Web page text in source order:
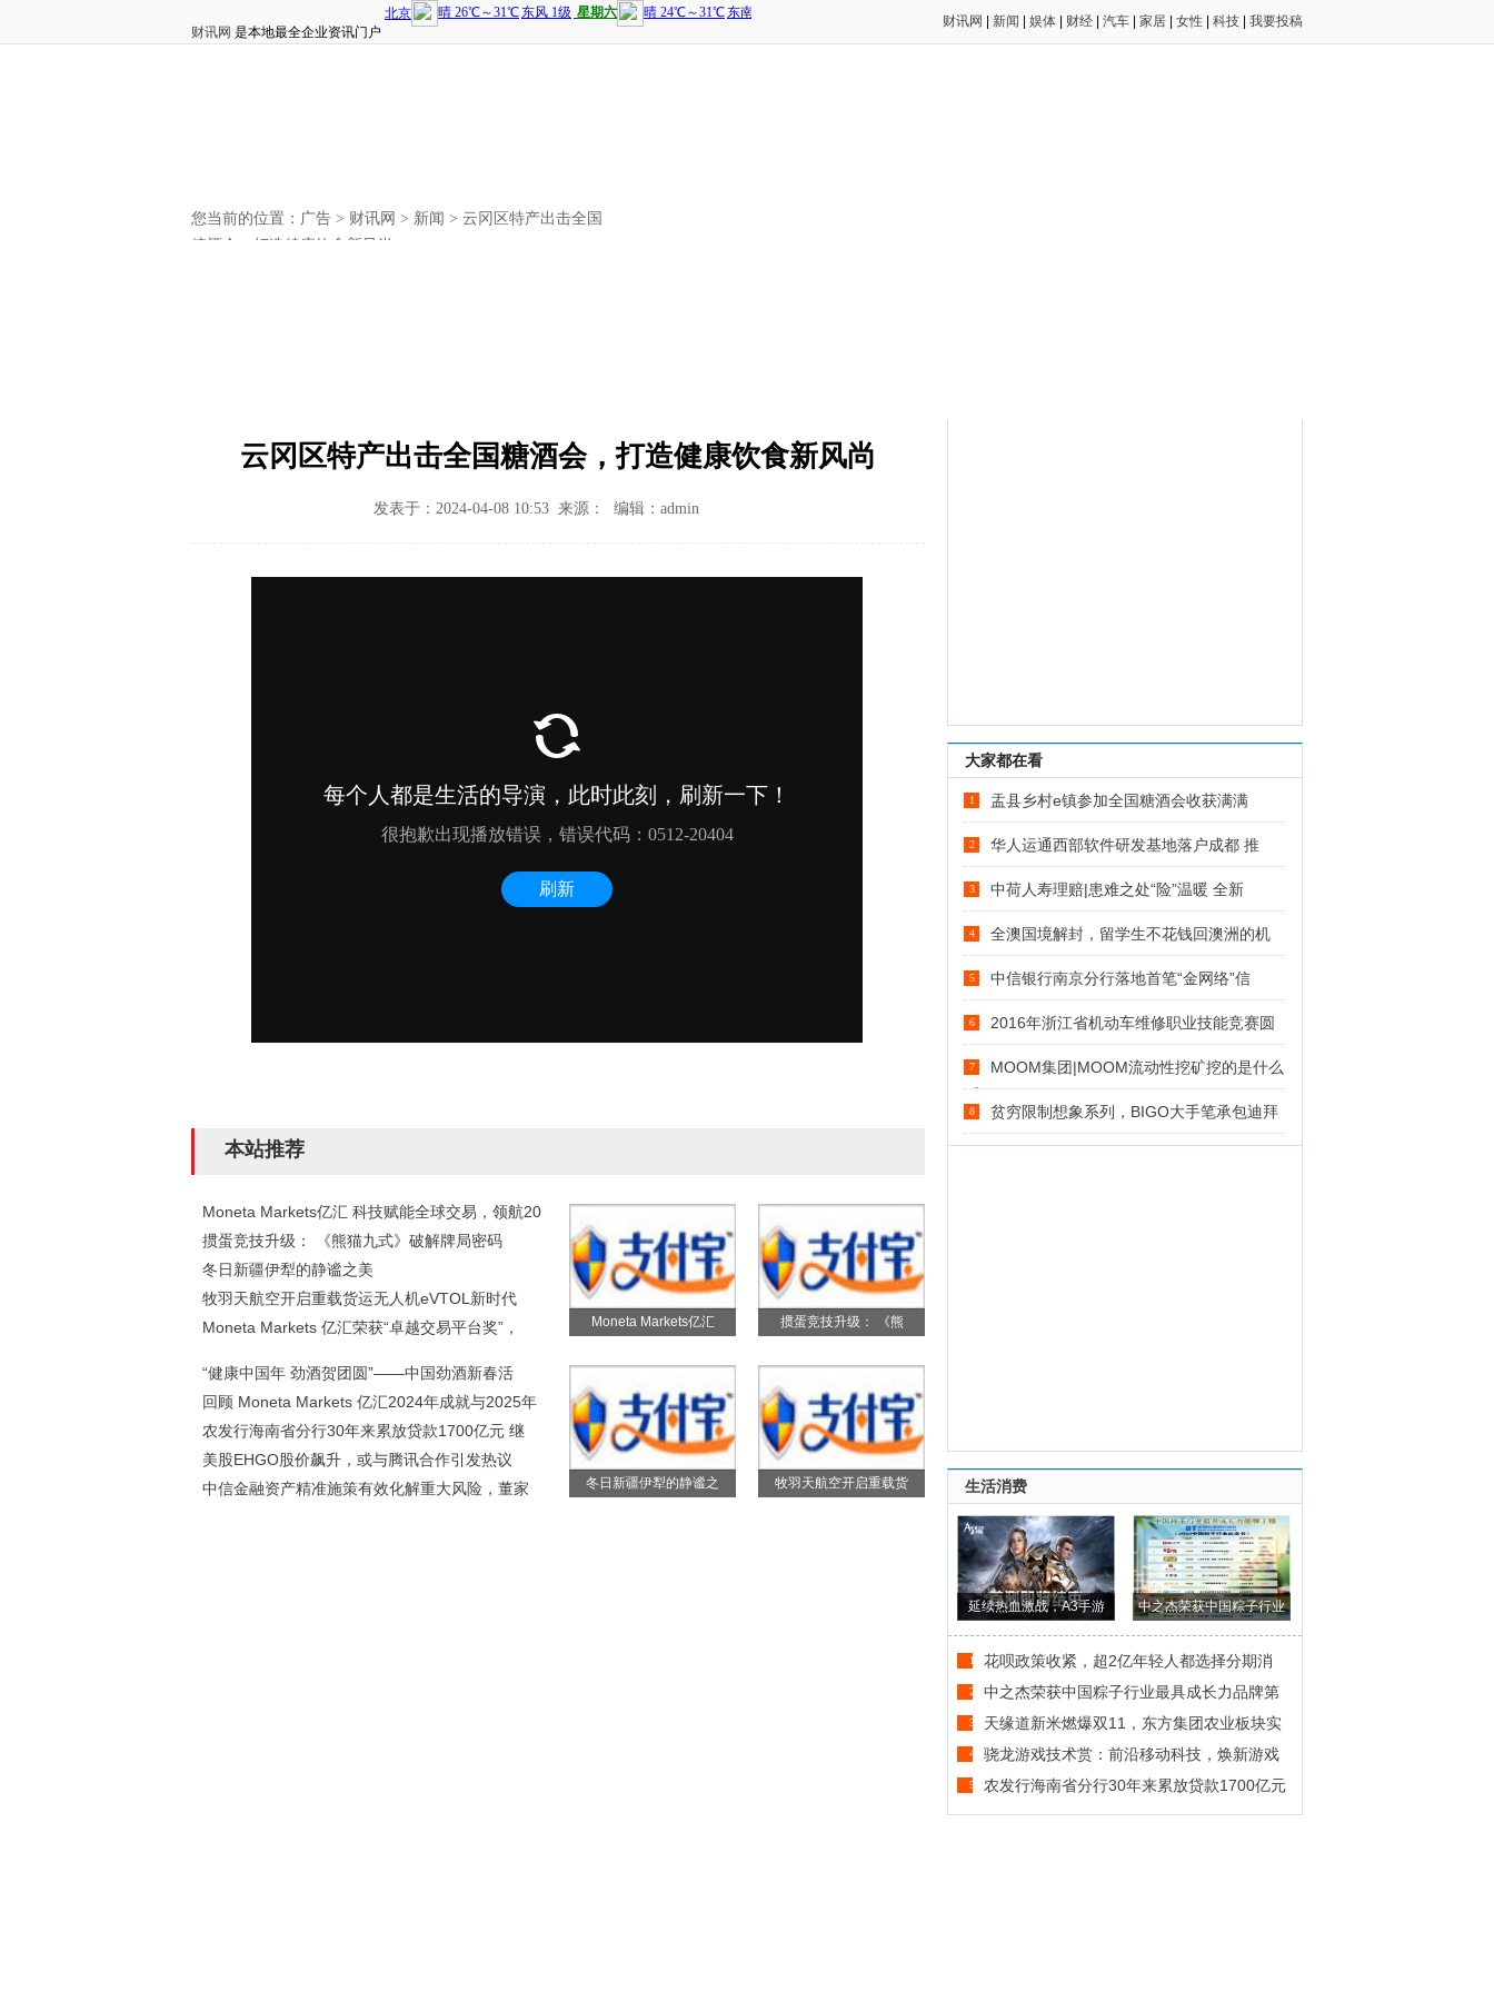
财讯网 是本地最全企业资讯门户
财讯网 新闻 娱体 财经 汽车 家居 女性 科技 我要投稿
您当前的位置： 广告 > 财讯网 > 新闻 > 云冈区特产出击全国
糖酒会，打造健康饮食新风尚
云冈区特产出击全国糖酒会，打造健康饮食新风尚
发表于：2024-04-08 10:53 来源： 编辑：admin
本站推荐
Moneta Markets亿汇 科技赋能全球交易，领航20
掼蛋竞技升级： 《熊猫九式》破解牌局密码
冬日新疆伊犁的静谧之美
牧羽天航空开启重载货运无人机eVTOL新时代
Moneta Markets 亿汇荣获“卓越交易平台奖”，
“健康中国年 劲酒贺团圆”——中国劲酒新春活
回顾 Moneta Markets 亿汇2024年成就与2025年
农发行海南省分行30年来累放贷款1700亿元 继
美股EHGO股价飙升，或与腾讯合作引发热议
中信金融资产精准施策有效化解重大风险，董家
Moneta Markets亿汇 掼蛋竞技升级： 《熊
冬日新疆伊犁的静谧之 牧羽天航空开启重载货
大家都在看
1 盂县乡村e镇参加全国糖酒会收获满满
2 华人运通西部软件研发基地落户成都 推
3 中荷人寿理赔|患难之处“险”温暖 全新
4 全澳国境解封，留学生不花钱回澳洲的机
5 中信银行南京分行落地首笔“金网络”信
6 2016年浙江省机动车维修职业技能竞赛圆
7
MOOM集团|MOOM流动性挖矿挖的是什么
币
8 贫穷限制想象系列，BIGO大手笔承包迪拜
生活消费
延续热血激战，A3手游
《战之刃：幸存
中之杰荣获中国粽子行业
最具成长力品
1 花呗政策收紧，超2亿年轻人都选择分期消
2 中之杰荣获中国粽子行业最具成长力品牌第
3 天缘道新米燃爆双11，东方集团农业板块实
4 骁龙游戏技术赏：前沿移动科技，焕新游戏
5 农发行海南省分行30年来累放贷款1700亿元